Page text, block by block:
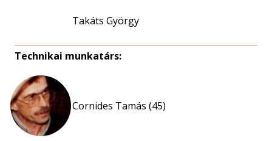
Takáts György
Technikai munkatárs:
Cornides Tamás (45)